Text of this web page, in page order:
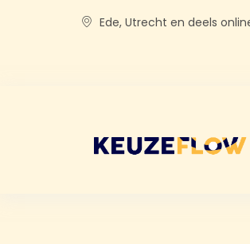
Ede, Utrecht en deels